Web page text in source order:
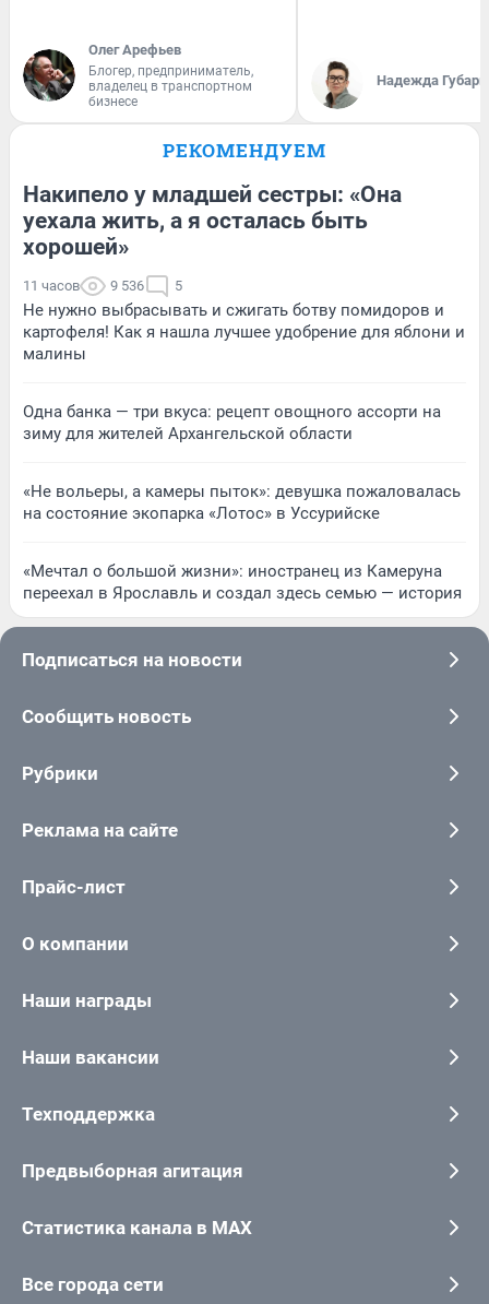
Олег Арефьев
Блогер, предприниматель,
владелец в транспортном
бизнесе
Надежда Губарь
РЕКОМЕНДУЕМ
Накипело у младшей сестры: «Она
уехала жить, а я осталась быть
хорошей»
11 часов 9 536 5
Не нужно выбрасывать и сжигать ботву помидоров и
картофеля! Как я нашла лучшее удобрение для яблони и
малины
Одна банка — три вкуса: рецепт овощного ассорти на
зиму для жителей Архангельской области
«Не вольеры, а камеры пыток»: девушка пожаловалась
на состояние экопарка «Лотос» в Уссурийске
«Мечтал о большой жизни»: иностранец из Камеруна
переехал в Ярославль и создал здесь семью — история
Подписаться на новости
Сообщить новость
Рубрики
Реклама на сайте
Прайс-лист
О компании
Наши награды
Наши вакансии
Техподдержка
Предвыборная агитация
Статистика канала в MAX
Все города сети